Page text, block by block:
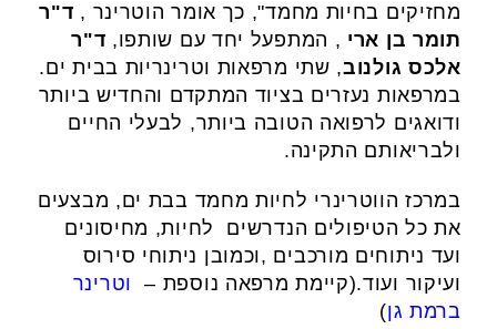
מחזיקים בחיות מחמד", כך אומר הוטרינר , ד"ר
תומר בן ארי , המתפעל יחד עם שותפו, ד"ר
אלכס גולנוב, שתי מרפאות וטרינריות בבית ים.
במרפאות נעזרים בציוד המתקדם והחדיש ביותר
ודואגים לרפואה הטובה ביותר, לבעלי החיים
ולבריאותם התקינה.
במרכז הווטרינרי לחיות מחמד בבת ים, מבצעים
את כל הטיפולים הנדרשים לחיות, מחיסונים
ועד ניתוחים מורכבים ,וכמובן ניתוחי סירוס
ועיקור ועוד.(קיימת מרפאה נוספת – וטרינר
ברמת גן)